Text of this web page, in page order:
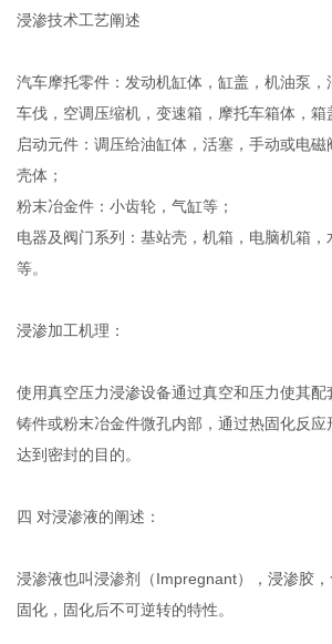
浸渗技术工艺阐述
汽车摩托零件：发动机缸体，缸盖，机油泵，
车伐，空调压缩机，变速箱，摩托车箱体，箱
启动元件：调压给油缸体，活塞，手动或电
壳体；
粉末冶金件：小齿轮，气缸等；
电器及阀门系列：基站壳，机箱，电脑机箱
等。
浸渗加工机理：
使用真空压力浸渗设备通过真空和压力使其配
铸件或粉末冶金件微孔内部，通过热固化反应
达到密封的目的。
四 对浸渗液的阐述：
浸渗液也叫浸渗剂（Impregnant），浸渗胶
固化，固化后不可逆转的特性。